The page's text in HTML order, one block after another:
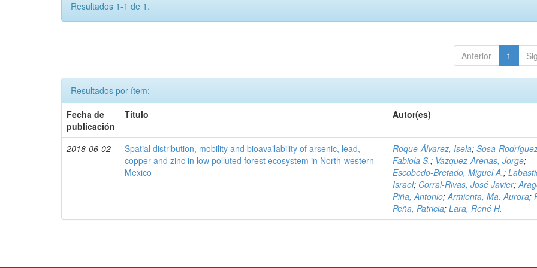
Resultados 1-1 de 1.
Anterior 1
Resultados por ítem:
Fecha de
publicación
Título Autor(es)
2018-06-02
Spatial distribution, mobility and bioavailability of arsenic, lead,
copper and zinc in low polluted forest ecosystem in North-western
Mexico
Roque-Álvarez, Isela;Sosa-
Fabiola S.; Vazquez-Arenas, Jorge;
Escobedo-Bretado, Miguel A.;
Israel; Corral-Rivas, José Javier;
Piña, Antonio;Armienta, Ma. Aurora;
Peña, Patricia;Lara, René H.